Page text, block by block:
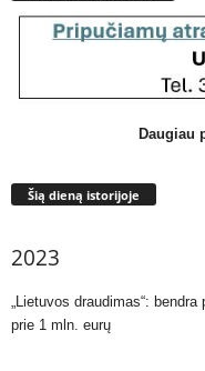
Daugiau
Šią dieną istorijoje
2023
„Lietuvos draudimas“:
prie 1 mln. eurų